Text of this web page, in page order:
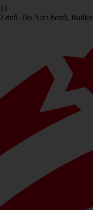
Do Alza boxů,